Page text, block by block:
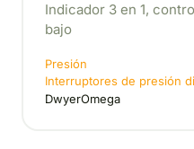
Indicador 3 en 1,
bajo
Presión
Interruptores de presión
DwyerOmega